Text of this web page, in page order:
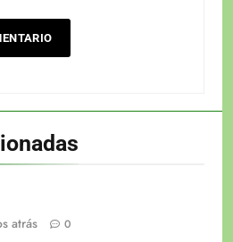
atrás 0